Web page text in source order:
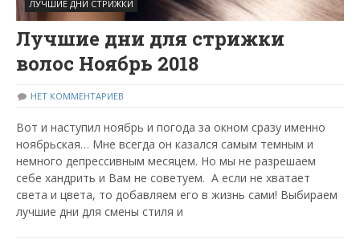
ЛУЧШИЕ ДНИ СТРИЖКИ
Лучшие дни для стрижки
волос Ноябрь 2018
НЕТ КОММЕНТАРИЕВ
Вот и наступил ноябрь и погода за окном сразу именно
ноябрьская… Мне всегда он казался самым темным и
немного депрессивным месяцем. Но мы не разрешаем
себе хандрить и Вам не советуем. А если не хватает
света и цвета, то добавляем его в жизнь сами! Выбираем
лучшие дни для смены стиля и